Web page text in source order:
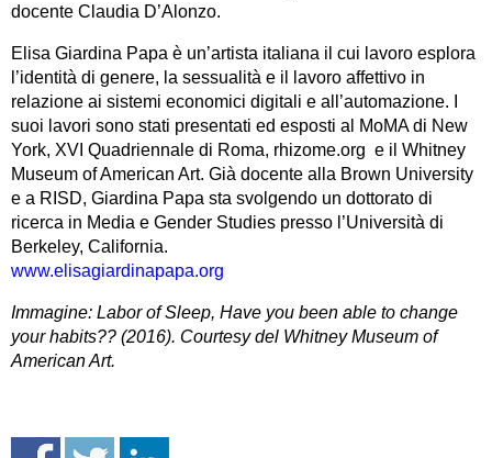
docente Claudia D’Alonzo.
Elisa Giardina Papa è un’artista italiana il cui lavoro esplora
l’identità di genere, la sessualità e il lavoro affettivo in
relazione ai sistemi economici digitali e all’automazione. I
suoi lavori sono stati presentati ed esposti al MoMA di New
York, XVI Quadriennale di Roma, rhizome.org e il Whitney
Museum of American Art. Già docente alla Brown University
e a RISD, Giardina Papa sta svolgendo un dottorato di
ricerca in Media e Gender Studies presso l’Università di
Berkeley, California.
www.elisagiardinapapa.org
Immagine: Labor of Sleep, Have you been able to change
your habits?? (2016). Courtesy del Whitney Museum of
American Art.